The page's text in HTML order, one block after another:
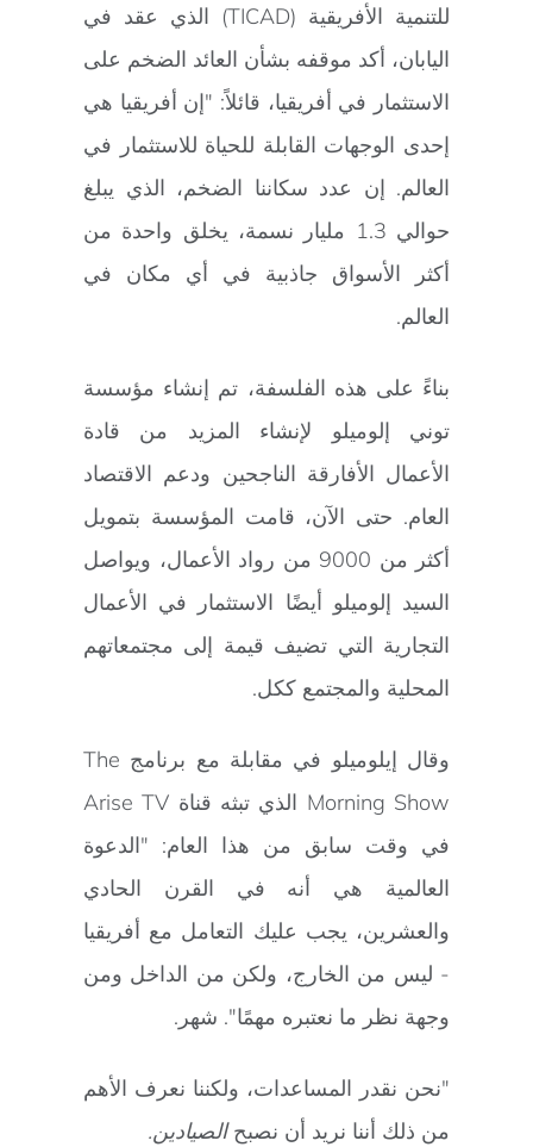
للتنمية الأفريقية (TICAD) الذي عقد في
اليابان، أكد موقفه بشأن العائد الضخم على
الاستثمار في أفريقيا، قائلاً: "إن أفريقيا هي
إحدى الوجهات القابلة للحياة للاستثمار في
العالم. إن عدد سكاننا الضخم، الذي يبلغ
حوالي 1.3 مليار نسمة، يخلق واحدة من
أكثر الأسواق جاذبية في أي مكان في
العالم.
بناءً على هذه الفلسفة، تم إنشاء مؤسسة
توني إلوميلو لإنشاء المزيد من قادة
الأعمال الأفارقة الناجحين ودعم الاقتصاد
العام. حتى الآن، قامت المؤسسة بتمويل
أكثر من 9000 من رواد الأعمال، ويواصل
السيد إلوميلو أيضًا الاستثمار في الأعمال
التجارية التي تضيف قيمة إلى مجتمعاتهم
المحلية والمجتمع ككل.
وقال إيلوميلو في مقابلة مع برنامج The
Morning Show الذي تبثه قناة Arise TV
في وقت سابق من هذا العام: "الدعوة
العالمية هي أنه في القرن الحادي
والعشرين، يجب عليك التعامل مع أفريقيا
- ليس من الخارج، ولكن من الداخل ومن
وجهة نظر ما نعتبره مهمًا". شهر.
"نحن نقدر المساعدات، ولكننا نعرف الأهم
من ذلك أننا نريد أن نصبحالصيادين.